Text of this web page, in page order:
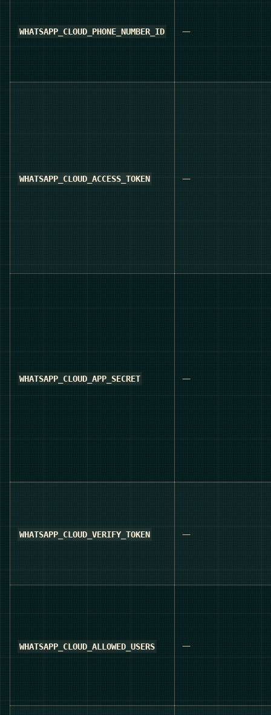
WHATSAPP_CLOUD_PHONE_NUMBER_ID —
WHATSAPP_CLOUD_ACCESS_TOKEN —
WHATSAPP_CLOUD_APP_SECRET —
WHATSAPP_CLOUD_VERIFY_TOKEN —
WHATSAPP_CLOUD_ALLOWED_USERS —